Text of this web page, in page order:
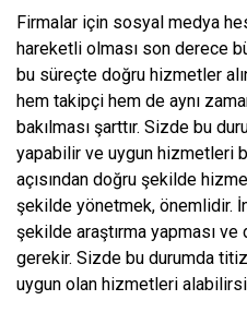
Firmalar için sosyal medya
hareketli olması son derece
bu süreçte doğru hizmetler
hem takipçi hem de aynı
bakılması şarttır. Sizde bu
yapabilir ve uygun hizmetleri
açısından doğru şekilde
şekilde yönetmek, önemlidir.
şekilde araştırma yapması
gerekir. Sizde bu durumda
uygun olan hizmetleri